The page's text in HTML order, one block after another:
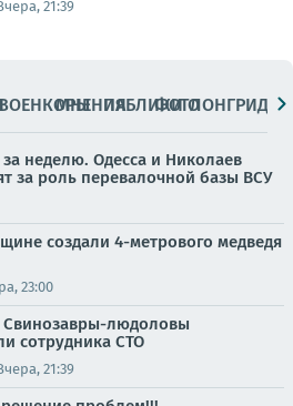
21:39
МНЕНИЯПАБЛИКИ
ФОТОЛОНГРИДЫ
за неделю. Одесса и Николаев
за роль перевалочной базы ВСУ
создали 4-метрового медведя
23:00
Свинозавры-людоловы
сотрудника СТО
21:39